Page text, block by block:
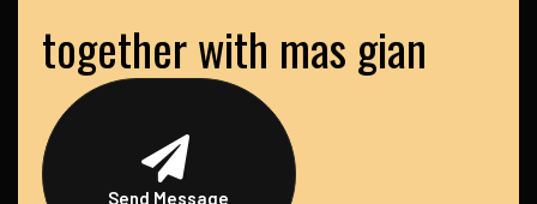
together with mas gian
Send Message